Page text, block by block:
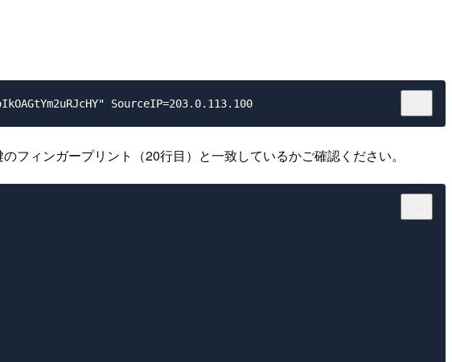
ィンガープリント（20行目）と一致しているかご確認ください。